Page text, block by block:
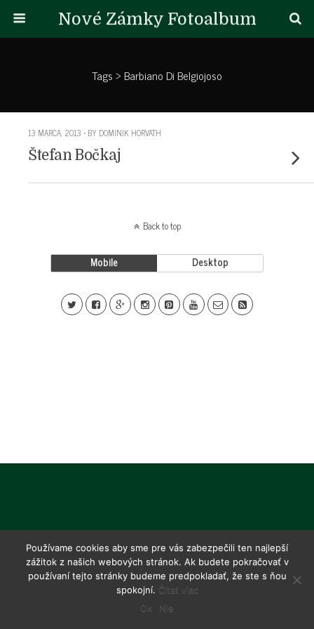
Nové Zámky Fotoalbum
Tags › Barbiano Di Belgiojoso
13 MARCA, 2013 • BY DOMINIK HORVATH
Štefan Bočkaj
Back to top
Mobile Desktop
Používame cookies aby sme pre vás zabezpečili ten najlepší
zážitok z našich webových stránok. Ak budete pokračovať v
používaní tejto stránky budeme predpokladať, že ste s ňou
spokojní. Čítať viac
Ok
Nie